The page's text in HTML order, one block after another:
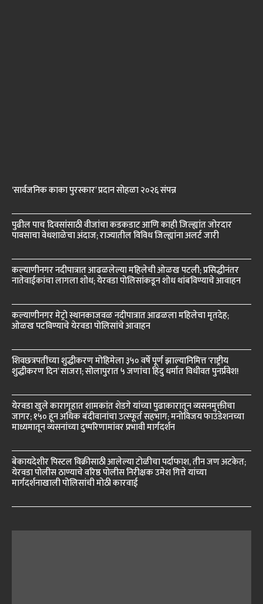
‘सार्वजनिक काका पुरस्कार’ प्रदान सोहळा २०२६ संपन्न
पुढील पाच दिवसांसाठी वीजांचा कडकडाट आणि काही जिल्ह्यांत जोरदार
पावसाचा वेधशाळेचा अंदाज; राज्यातील विविध जिल्ह्यांना अलर्ट जारी
कल्याणीनगर नदीपात्रात आढळलेल्या महिलेची ओळख पटली; प्रसिद्धीनंतर
नातेवाईकांचा लागला शोध; येरवडा पोलिसांकडून शोध थांबविण्याचे आवाहन
कल्याणीनगर मेट्रो स्थानकाजवळ नदीपात्रात आढळला महिलेचा मृतदेह;
ओळख पटविण्याचे येरवडा पोलिसांचे आवाहन
शिवछत्रपतींच्या शुद्धीकरण मोहिमेला ३५० वर्षे पूर्ण झाल्यानिमित्त ‘राष्ट्रीय
शुद्धीकरण दिन’ साजरा; सोलापुरात ५ जणांचा हिंदु धर्मात विधीवत पुनर्प्रवेश!
येरवडा खुले कारागृहात शामकांत शेडगे यांच्या पुढाकारातून व्यसनमुक्तीचा
जागर; १५० हून अधिक बंदीवानांचा उत्स्फूर्त सहभाग; मनोविजय फाउंडेशनच्या
माध्यमातून व्यसनांच्या दुष्परिणामांवर प्रभावी मार्गदर्शन
बेकायदेशीर पिस्टल विक्रीसाठी आलेल्या टोळीचा पर्दाफाश, तीन जण अटकेत;
येरवडा पोलीस ठाण्याचे वरिष्ठ पोलीस निरीक्षक उमेश गित्ते यांच्या
मार्गदर्शनाखाली पोलिसांची मोठी कारवाई